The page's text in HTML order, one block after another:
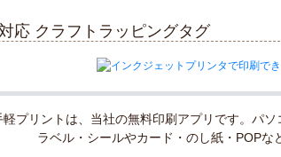
応 クラフトラッピングタグ
軽プリントは、当社の無料印刷アプリです。パ
ラベル・シールやカード・のし紙・POPな